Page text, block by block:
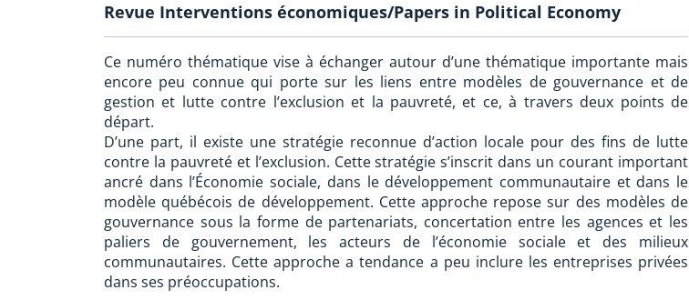
Revue Interventions économiques/Papers in Political Economy
Ce numéro thématique vise à échanger autour d’une thématique importante mais
encore peu connue qui porte sur les liens entre modèles de gouvernance et de
gestion et lutte contre l’exclusion et la pauvreté, et ce, à travers deux points de
départ.
D’une part, il existe une stratégie reconnue d’action locale pour des fins de lutte
contre la pauvreté et l’exclusion. Cette stratégie s’inscrit dans un courant important
ancré dans l’Économie sociale, dans le développement communautaire et dans le
modèle québécois de développement. Cette approche repose sur des modèles de
gouvernance sous la forme de partenariats, concertation entre les agences et les
paliers de gouvernement, les acteurs de l’économie sociale et des milieux
communautaires. Cette approche a tendance a peu inclure les entreprises privées
dans ses préoccupations.